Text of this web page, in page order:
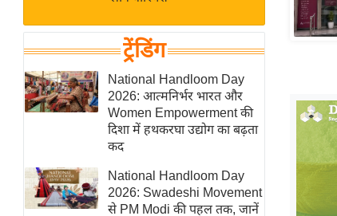
News
Hindi
Videos
खेल
क्रिकेट
IPL
2026
मिसाल बेमिसाल
शख्सियत
ट्रेंडिंग
National Handloom Day
2026: आत्मनिर्भर भारत और
Women Empowerment की
दिशा में हथकरघा उद्योग का बढ़ता
कद
National Handloom Day
2026: Swadeshi Movement
से PM Modi की पहल तक, जानें